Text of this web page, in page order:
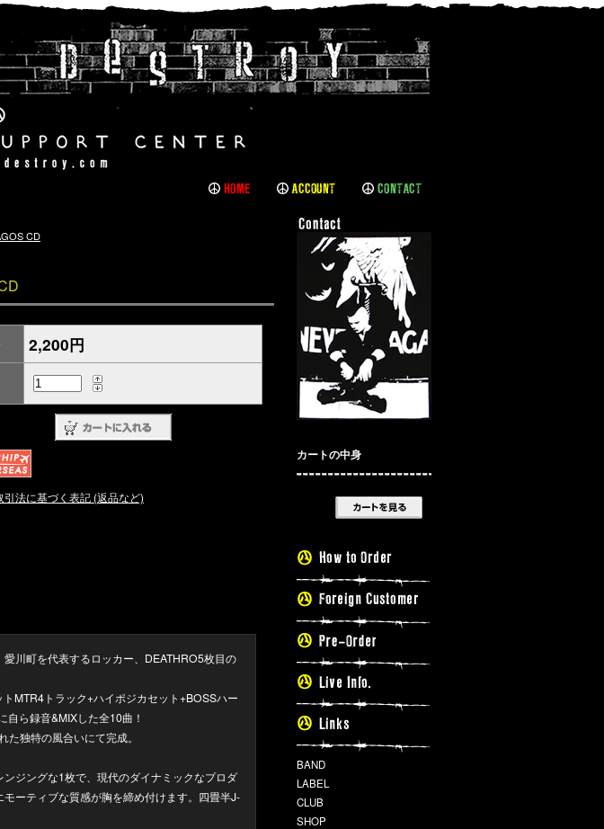
CD
2,200円
引法に基づく表記 (返品など)
川町を代表するロッカー、DEATHRO5枚目の
MTR4トラック+ハイポジカセット+BOSSハー
自ら録音&MIXした全10曲！
独特の風合いにて完成。
ジングな1枚で、現代のダイナミックなプロダ
ーティブな質感が胸を締め付けます。四畳半J-
カートの中身
BAND
LABEL
CLUB
SHOP